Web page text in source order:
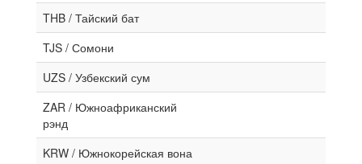
THB / Тайский бат
TJS / Сомони
UZS / Узбекский сум
ZAR / Южноафриканский
рэнд
KRW / Южнокорейская вона